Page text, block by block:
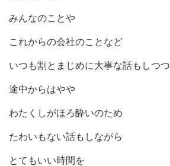
みんなのことや
これからの会社のことなど
いつも割とまじめに大事な話もしつつ
途中からはやや
わたくしがほろ酔いのため
たわいもない話もしながら
とてもいい時間を